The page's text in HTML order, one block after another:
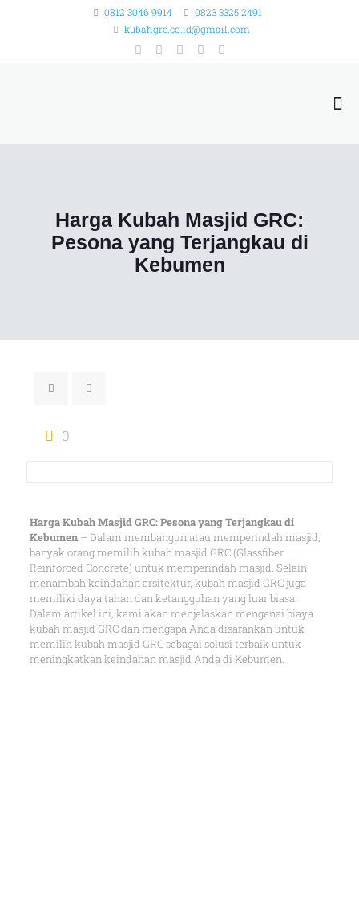
0812 3046 9914
0823 3325 2491
kubahgrc.co.id@gmail.com
Harga Kubah Masjid GRC:
Pesona yang Terjangkau di
Kebumen
0
Harga Kubah Masjid GRC: Pesona yang Terjangkau di
Kebumen– Dalam membangun atau memperindah masjid,
banyak orang memilih kubah masjid GRC (Glassfiber
Reinforced Concrete) untuk memperindah masjid. Selain
menambah keindahan arsitektur, kubah masjid GRC juga
memiliki daya tahan dan ketangguhan yang luar biasa.
Dalam artikel ini, kami akan menjelaskan mengenai biaya
kubah masjid GRC dan mengapa Anda disarankan untuk
memilih kubah masjid GRC sebagai solusi terbaik untuk
meningkatkan keindahan masjid Anda di Kebumen.